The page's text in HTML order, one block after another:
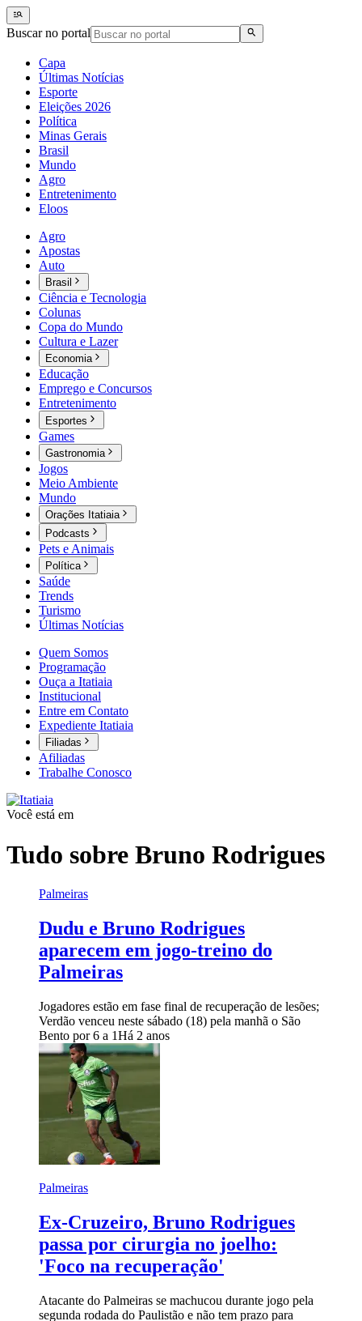
Buscar no portal
Capa
Últimas Notícias
Esporte
Eleições 2026
Política
Minas Gerais
Brasil
Mundo
Agro
Entretenimento
Eloos
Agro
Apostas
Auto
Brasil
Ciência e Tecnologia
Colunas
Copa do Mundo
Cultura e Lazer
Economia
Educação
Emprego e Concursos
Entretenimento
Esportes
Games
Gastronomia
Jogos
Meio Ambiente
Mundo
Orações Itatiaia
Podcasts
Pets e Animais
Política
Saúde
Trends
Turismo
Últimas Notícias
Quem Somos
Programação
Ouça a Itatiaia
Institucional
Entre em Contato
Expediente Itatiaia
Filiadas
Afiliadas
Trabalhe Conosco
Você está em
Tudo sobre Bruno Rodrigues
Palmeiras
Dudu e Bruno Rodrigues
aparecem em jogo-treino do
Palmeiras
Jogadores estão em fase final de recuperação de lesões;
Verdão venceu neste sábado (18) pela manhã o São
Bento por 6 a 1Há 2 anos
Palmeiras
Ex-Cruzeiro, Bruno Rodrigues
passa por cirurgia no joelho:
'Foco na recuperação'
Atacante do Palmeiras se machucou durante jogo pela
segunda rodada do Paulistão e não tem prazo para